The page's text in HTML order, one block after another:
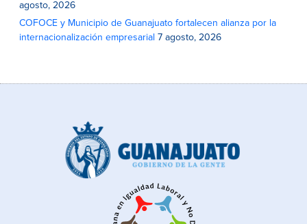
agosto, 2026
COFOCE y Municipio de Guanajuato fortalecen alianza por la
internacionalización empresarial 7 agosto, 2026